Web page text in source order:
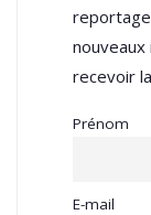
recevoir
Prénom
E-mail